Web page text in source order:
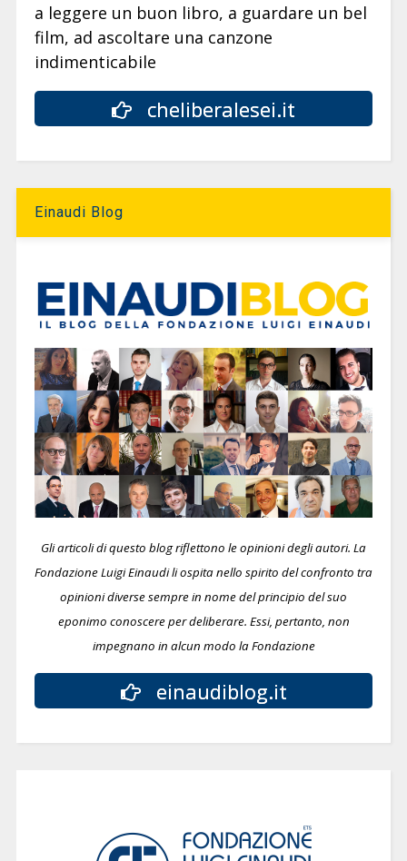
a leggere un buon libro, a guardare un bel
film, ad ascoltare una canzone
indimenticabile
cheliberalesei.it
Einaudi Blog
Gli articoli di questo blog riflettono le opinioni degli autori. La
Fondazione Luigi Einaudi li ospita nello spirito del confronto tra
opinioni diverse sempre in nome del principio del suo
eponimo conoscere per deliberare. Essi, pertanto, non
impegnano in alcun modo la Fondazione
einaudiblog.it